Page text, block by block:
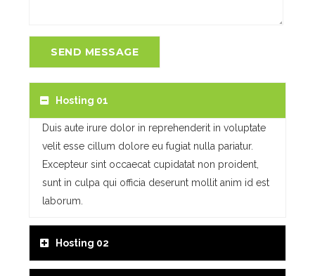
SEND MESSAGE
Hosting 01
Duis aute irure dolor in reprehenderit in voluptate
velit esse cillum dolore eu fugiat nulla pariatur.
Excepteur sint occaecat cupidatat non proident,
sunt in culpa qui officia deserunt mollit anim id est
laborum.
Hosting 02